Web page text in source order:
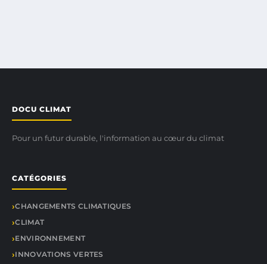
DOCU CLIMAT
Pour un futur durable, l'information au cœur du climat
CATÉGORIES
CHANGEMENTS CLIMATIQUES
CLIMAT
ENVIRONNEMENT
INNOVATIONS VERTES